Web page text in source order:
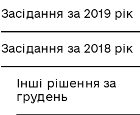
Засідання за 2019 рік
Засідання за 2018 рік
Інші рішення за
грудень